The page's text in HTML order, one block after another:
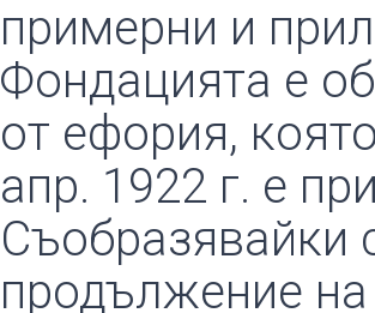
примерни и
Фондацията е
от ефория,
апр. 1922 г. е
Съобразявайки
продължение